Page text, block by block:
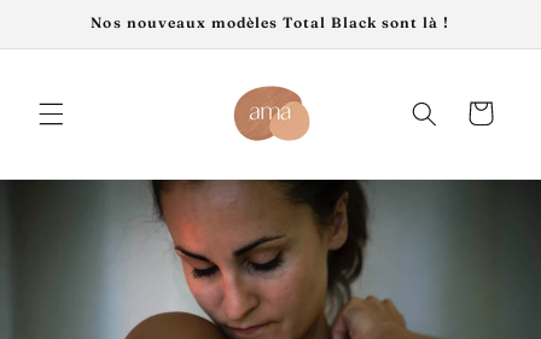
directamente
al contenido
Nos nouveaux modèles Total Black sont là !
Carrito